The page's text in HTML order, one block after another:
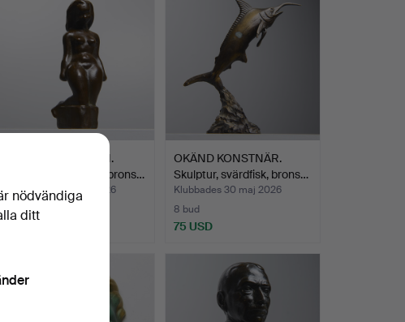
SIGGE BERGGREN.
Aktstudie, skulptur, brons…
Klubbades 30 maj 2026
15 bud
OKÄND KONSTNÄR.
Skulptur, svärdfisk, brons…
Klubbades 30 maj 2026
8 bud
75 USD
nödvändiga
ditt